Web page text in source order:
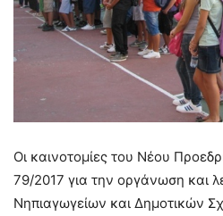
Οι καινοτομίες του Νέου
79/2017 για την οργάνωση και
Νηπιαγωγείων και Δημοτικών